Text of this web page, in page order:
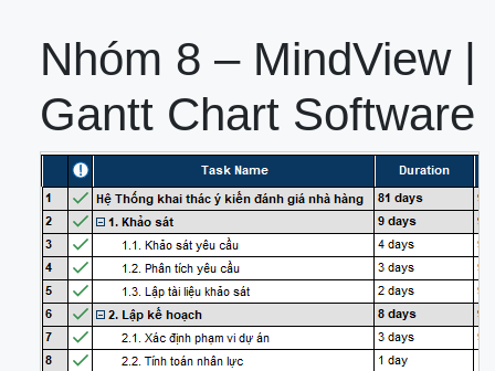
Nhóm 8 – MindView |
Gantt Chart Software